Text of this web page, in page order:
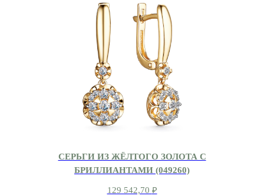
СЕРЬГИ ИЗ ЖЁЛТОГО ЗОЛОТА С
БРИЛЛИАНТАМИ (049260)
129 542,70 ₽